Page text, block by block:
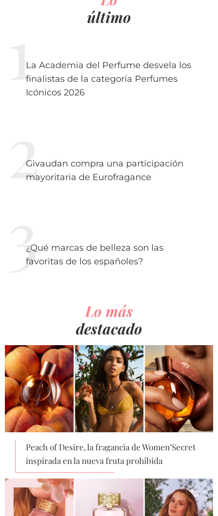
último
La Academia del Perfume desvela los
finalistas de la categoría Perfumes
Icónicos 2026
Givaudan compra una participación
mayoritaria de Eurofragance
¿Qué marcas de belleza son las
favoritas de los españoles?
Lo más
destacado
Peach of Desire, la fragancia de Women’Secret
inspirada en la nueva fruta prohibida